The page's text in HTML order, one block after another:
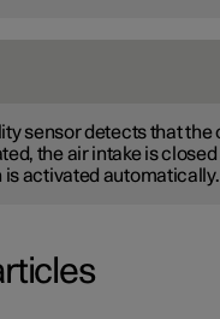
sensor detects that the
the air intake is closed
activated automatically.